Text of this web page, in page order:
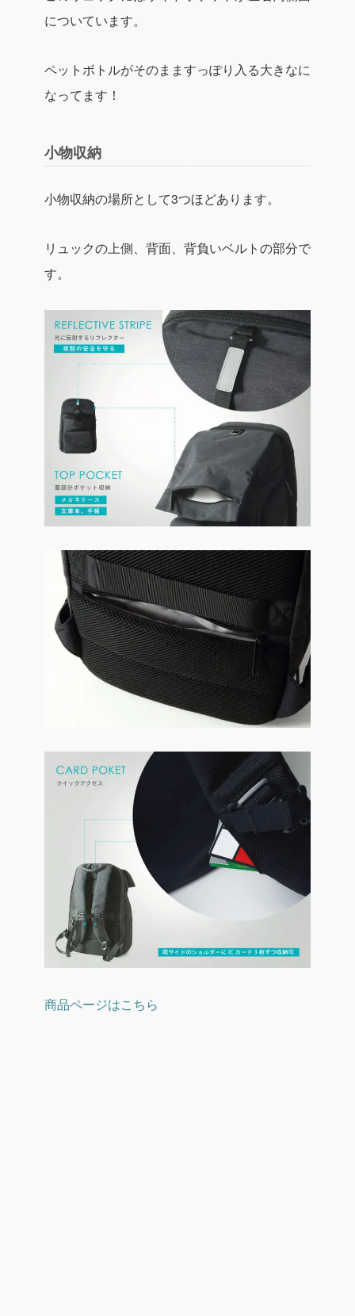
についています。
ペットボトルがそのまますっぽり入る大きなに
なってます！
小物収納
小物収納の場所として3つほどあります。
リュックの上側、背面、背負いベルトの部分で
す。
商品ページはこちら